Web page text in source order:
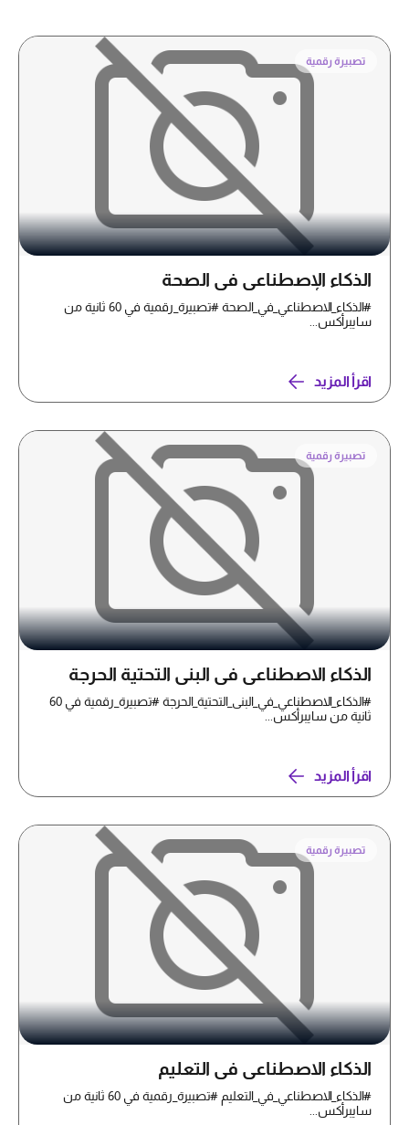
تصبيرة رقمية
الذكاء الإصطناعي في الصحة
#الذكاء_الاصطناعي_في_الصحة #تصبيرة_رقمية في 60 ثانية من
سايبرأكس...
اقرأ المزيد
تصبيرة رقمية
الذكاء الاصطناعي في البنى التحتية الحرجة
#الذكاء_الاصطناعي_في_البنى_التحتية_الحرجة #تصبيرة_رقمية في 60
ثانية من سايبرأكس...
اقرأ المزيد
تصبيرة رقمية
الذكاء الاصطناعي في التعليم
#الذكاء_الاصطناعي_في_التعليم #تصبيرة_رقمية في 60 ثانية من
سايبرأكس...